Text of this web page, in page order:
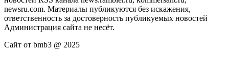
newsru.com. Материалы публикуются без искажения,
ответственность за достоверность публикуемых новостей
Администрация сайта не несёт.
Сайт от bmb3 @ 2025